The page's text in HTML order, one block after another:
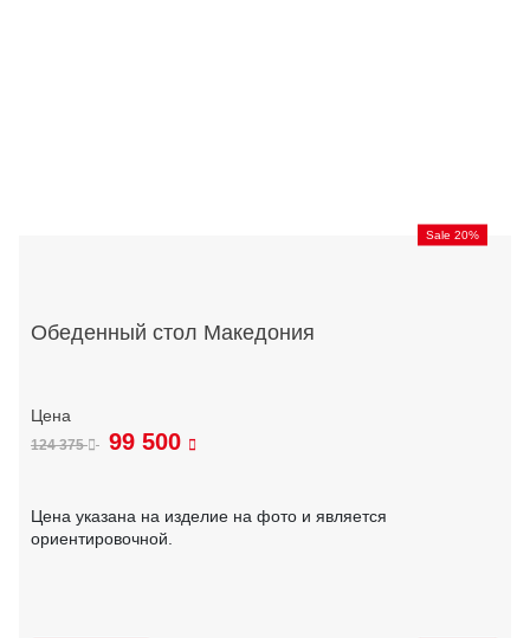
Sale 20%
Обеденный стол Македония
124 375 99 500
Цена указана на изделие на фото и является
ориентировочной.